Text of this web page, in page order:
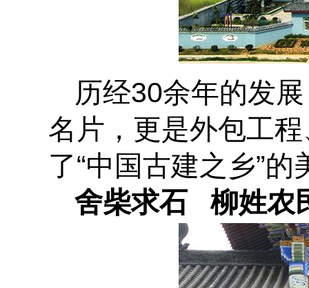
历经30余年的发
名片，更是外包工
了“中国古建之乡”的
舍柴求石 柳姓农